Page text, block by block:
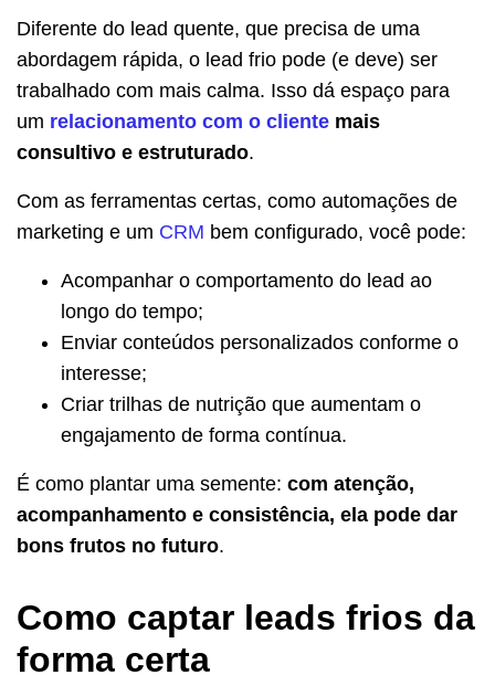
Diferente do lead quente, que precisa de uma
abordagem rápida, o lead frio pode (e deve) ser
trabalhado com mais calma. Isso dá espaço para
um relacionamento com o cliente mais
consultivo e estruturado.
Com as ferramentas certas, como automações de
marketing e um CRM bem configurado, você pode:
Acompanhar o comportamento do lead ao
longo do tempo;
Enviar conteúdos personalizados conforme o
interesse;
Criar trilhas de nutrição que aumentam o
engajamento de forma contínua.
É como plantar uma semente: com atenção,
acompanhamento e consistência, ela pode dar
bons frutos no futuro.
Como captar leads frios da
forma certa